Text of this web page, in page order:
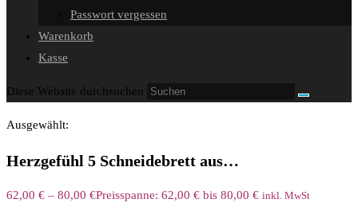
Passwort vergessen
Warenkorb
Kasse
Diese Website durchsuchen
Ausgewählt:
Herzgefühl 5 Schneidebrett aus…
62,00 € – 80,00 €Preisspanne: 62,00 € bis 80,00 € inkl. MwSt